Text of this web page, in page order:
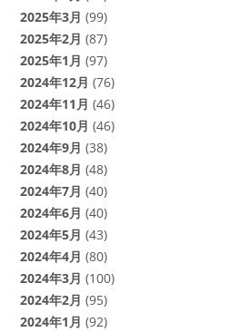
2025年3月 (99)
2025年2月 (87)
2025年1月 (97)
2024年12月 (76)
2024年11月 (46)
2024年10月 (46)
2024年9月 (38)
2024年8月 (48)
2024年7月 (40)
2024年6月 (40)
2024年5月 (43)
2024年4月 (80)
2024年3月 (100)
2024年2月 (95)
2024年1月 (92)